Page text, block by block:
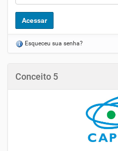
Esqueceu sua senha?
Conceito 5